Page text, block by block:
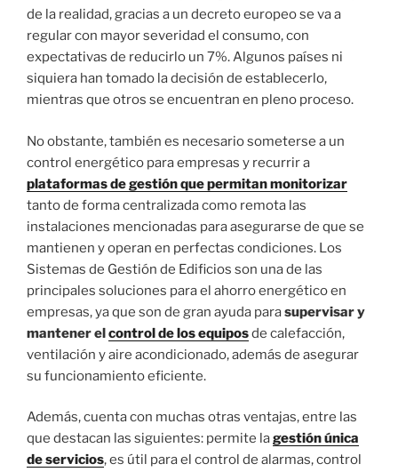
de la realidad, gracias a un decreto europeo se va a
regular con mayor severidad el consumo, con
expectativas de reducirlo un 7%. Algunos países ni
siquiera han tomado la decisión de establecerlo,
mientras que otros se encuentran en pleno proceso.
No obstante, también es necesario someterse a un
control energético para empresas y recurrir a
plataformas de gestión que permitan monitorizar
tanto de forma centralizada como remota las
instalaciones mencionadas para asegurarse de que se
mantienen y operan en perfectas condiciones. Los
Sistemas de Gestión de Edificios son una de las
principales soluciones para el ahorro energético en
empresas, ya que son de gran ayuda parasupervisar y
mantenerelcontrol de los equiposde calefacción,
ventilación y aire acondicionado, además de asegurar
su funcionamiento eficiente.
Además, cuenta con muchas otras ventajas, entre las
que destacan las siguientes: permite lagestión única
de servicios, es útil para el control de alarmas, control